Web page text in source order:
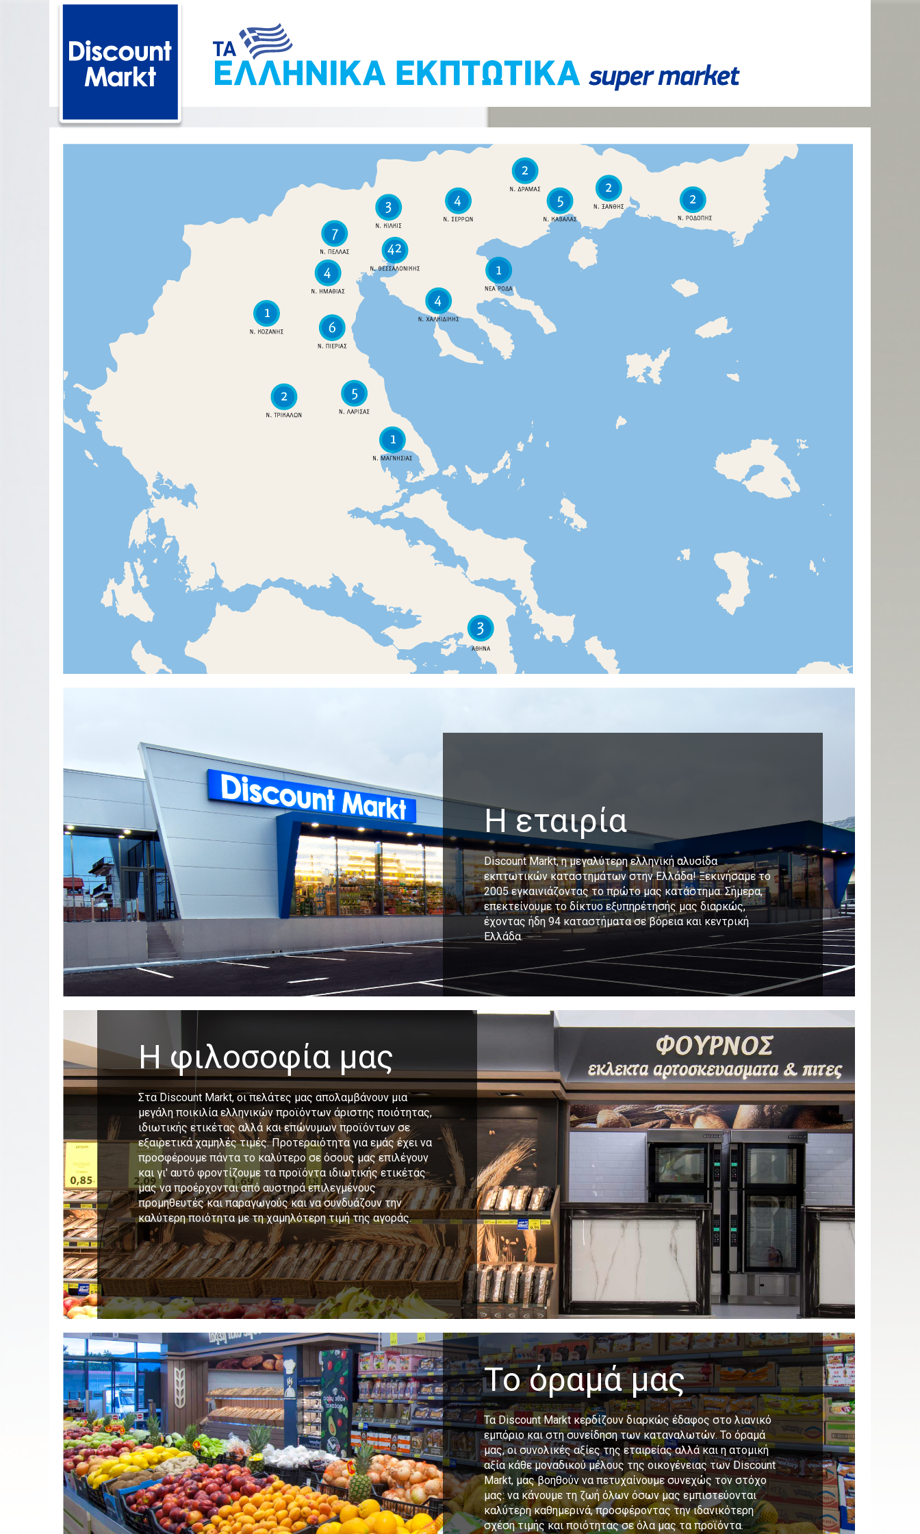
Η εταιρία
Discount Markt, η μεγαλύτερη ελληνική αλυσίδα
εκπτωτικών καταστημάτων στην Ελλάδα! Ξεκινήσαμε το
2005 εγκαινιάζοντας το πρώτο μας κατάστημα. Σήμερα,
επεκτείνουμε το δίκτυο εξυπηρέτησής μας διαρκώς,
έχοντας ήδη 94 καταστήματα σε βόρεια και κεντρική
Ελλάδα.
Η φιλοσοφία μας
Στα Discount Markt, οι πελάτες μας απολαμβάνουν μια
μεγάλη ποικιλία ελληνικών προϊόντων άριστης ποιότητας,
ιδιωτικής ετικέτας αλλά και επώνυμων προϊόντων σε
εξαιρετικά χαμηλές τιμές. Προτεραιότητα για εμάς έχει να
προσφέρουμε πάντα το καλύτερο σε όσους μας επιλέγουν
και γι' αυτό φροντίζουμε τα προϊόντα ιδιωτικής ετικέτας
μας να προέρχονται από αυστηρά επιλεγμένους
προμηθευτές και παραγωγούς και να συνδυάζουν την
καλύτερη ποιότητα με τη χαμηλότερη τιμή της αγοράς.
Το όραμά μας
Τα Discount Markt κερδίζουν διαρκώς έδαφος στο λιανικό
εμπόριο και στη συνείδηση των καταναλωτών. Το όραμά
μας, οι συνολικές αξίες της εταιρείας αλλά και η ατομική
αξία κάθε μοναδικού μέλους της οικογένειας των Discount
Markt, μας βοηθούν να πετυχαίνουμε συνεχώς τον στόχο
μας: να κάνουμε τη ζωή όλων όσων μας εμπιστεύονται
καλύτερη καθημερινά, προσφέροντας την ιδανικότερη
σχέση τιμής και ποιότητας σε όλα μας τα προϊόντα.